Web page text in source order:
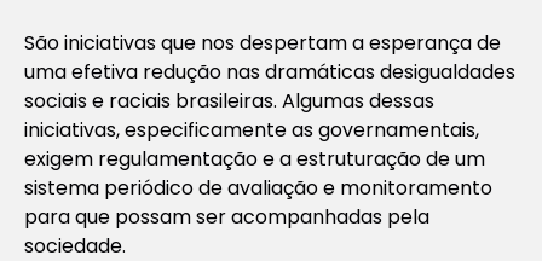
São iniciativas que nos despertam a esperança de
uma efetiva redução nas dramáticas desigualdades
sociais e raciais brasileiras. Algumas dessas
iniciativas, especificamente as governamentais,
exigem regulamentação e a estruturação de um
sistema periódico de avaliação e monitoramento
para que possam ser acompanhadas pela
sociedade.